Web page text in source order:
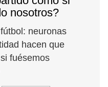
nosotros?
neuronas
hacen que
fuésemos